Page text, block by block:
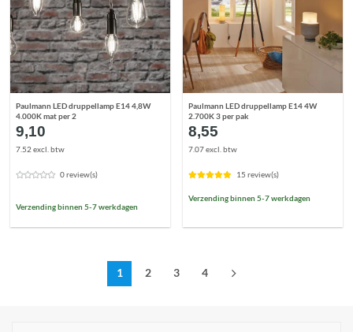
Paulmann LED druppellamp E14 4,8W
4.000K mat per 2
9,10
7.52 excl. btw
0 review(s)
Verzending binnen 5-7 werkdagen
Paulmann LED druppellamp E14 4W
2.700K 3 per pak
8,55
7.07 excl. btw
15 review(s)
Verzending binnen 5-7 werkdagen
1 2 3 4